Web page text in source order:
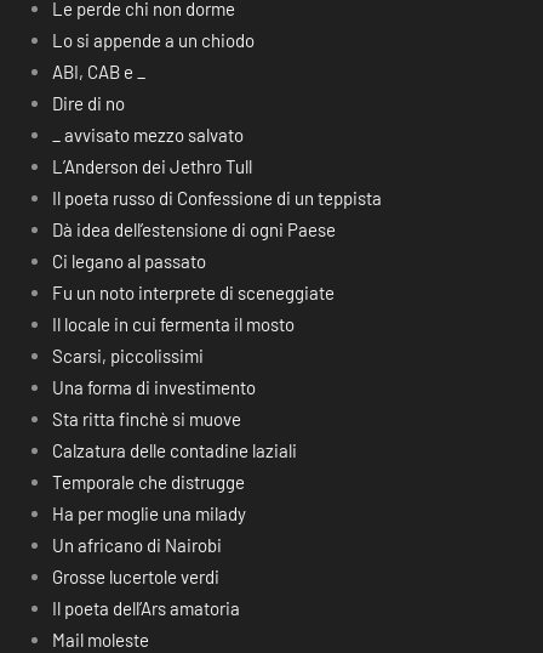
Le perde chi non dorme
Lo si appende a un chiodo
ABI, CAB e _
Dire di no
_ avvisato mezzo salvato
L’Anderson dei Jethro Tull
Il poeta russo di Confessione di un teppista
Dà idea dell’estensione di ogni Paese
Ci legano al passato
Fu un noto interprete di sceneggiate
Il locale in cui fermenta il mosto
Scarsi, piccolissimi
Una forma di investimento
Sta ritta finchè si muove
Calzatura delle contadine laziali
Temporale che distrugge
Ha per moglie una milady
Un africano di Nairobi
Grosse lucertole verdi
Il poeta dell’Ars amatoria
Mail moleste